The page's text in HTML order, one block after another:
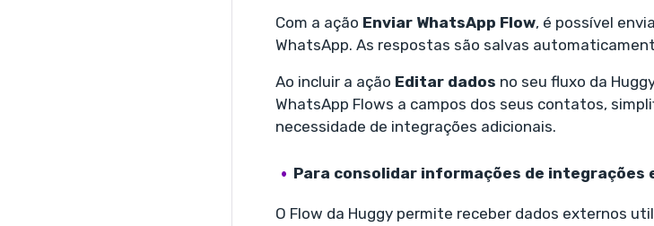
Com a ação Enviar WhatsApp Flow, é possível
WhatsApp. As respostas são salvas
Ao incluir a ação Editar dados no seu fluxo da
WhatsApp Flows a campos dos seus contatos,
necessidade de integrações adicionais.
Para consolidar informações de integrações
O Flow da Huggy permite receber dados externos